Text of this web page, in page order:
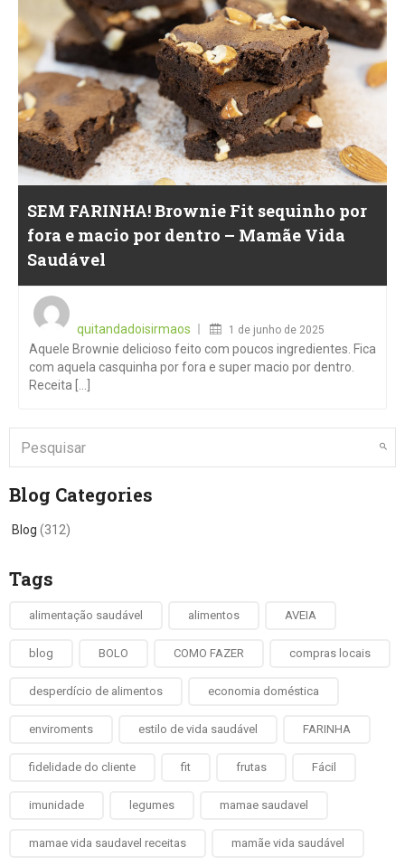
SEM FARINHA! Brownie Fit sequinho por
fora e macio por dentro – Mamãe Vida
Saudável
quitandadoisirmaos
1 de junho de 2025
Aquele Brownie delicioso feito com poucos ingredientes. Fica
com aquela casquinha por fora e super macio por dentro.
Receita [...]
Blog Categories
Blog (312)
Tags
alimentação saudável alimentos AVEIA
blog BOLO COMO FAZER compras locais
desperdício de alimentos economia doméstica
enviroments estilo de vida saudável FARINHA
fidelidade do cliente fit frutas Fácil
imunidade legumes mamae saudavel
mamae vida saudavel receitas mamãe vida saudável